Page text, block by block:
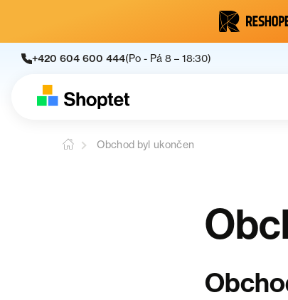
+420 604 600 444(Po - Pá 8 – 18:30)
Obchod byl ukončen